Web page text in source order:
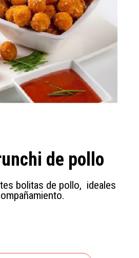
de pollo
bolitas de pollo, ideales